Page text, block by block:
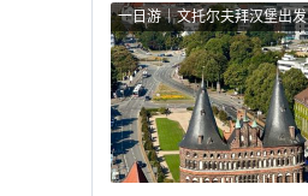
一日游 文托尔夫拜汉堡出发